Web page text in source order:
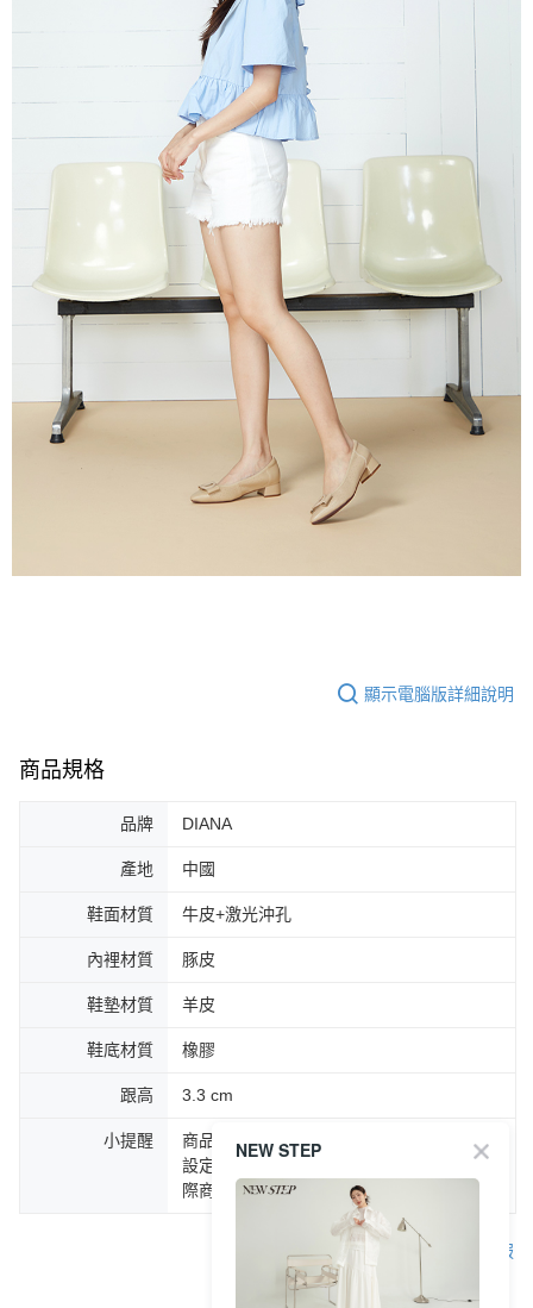
顯示電腦版詳細說明
商品規格
品牌 DIANA
產地 中國
鞋面材質 牛皮+激光沖孔
內裡材質 豚皮
鞋墊材質 羊皮
鞋底材質 橡膠
跟高 3.3 cm
小提醒
商品圖片顏色會因拍攝燈光環境或個人螢幕
設定不同，而造成部份色差現象，顏色以實
際商品為主。
客服
NEW STEP